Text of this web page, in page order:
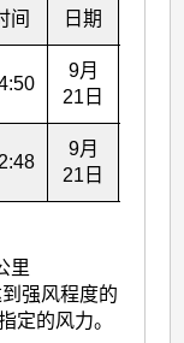
间 日期
9月
21日
9月
21日
里
强风程度的
定的风力。